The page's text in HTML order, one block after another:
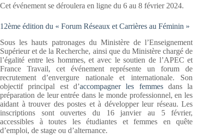
Cet événement se déroulera en ligne du 6 au 8 février 2024.
12ème édition du « Forum Réseaux et Carrières au Féminin »
Sous les hauts patronages du Ministère de l’Enseignement
Supérieur et de la Recherche, ainsi que du Ministère chargé de
l’égalité entre les hommes, et avec le soutien de l’APEC et
France Travail, cet événement représente un forum de
recrutement d’envergure nationale et internationale. Son
objectif principal est d’accompagner les femmesdans la
préparation de leur entrée dans le monde professionnel, en les
aidant à trouver des postes et à développer leur réseau. Les
inscriptions sont ouvertes du 16 janvier au 5 février,
accessibles à toutes les étudiantes et femmes en quête
d’emploi, de stage ou d’alternance.